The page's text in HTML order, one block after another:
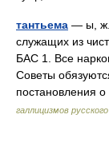
тантьема — ы, ж.
служащих из
БАС 1. Все
Советы
постановления
галлицизмов